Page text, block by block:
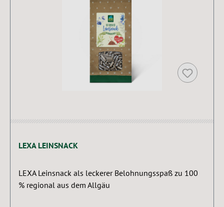
LEXA LEINSNACK
LEXA Leinsnack als leckerer Belohnungsspaß zu 100
% regional aus dem Allgäu